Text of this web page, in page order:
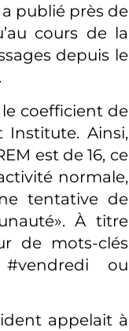
publié près de
cours de la
depuis le
coefficient de
Institute. Ainsi,
est de 16, ce
normale,
tentative de
À titre
de mots-clés
ou
appelait à